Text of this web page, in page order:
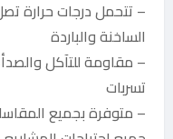
الساخنة والباردة
– مقاومة للتآكل
تسربات